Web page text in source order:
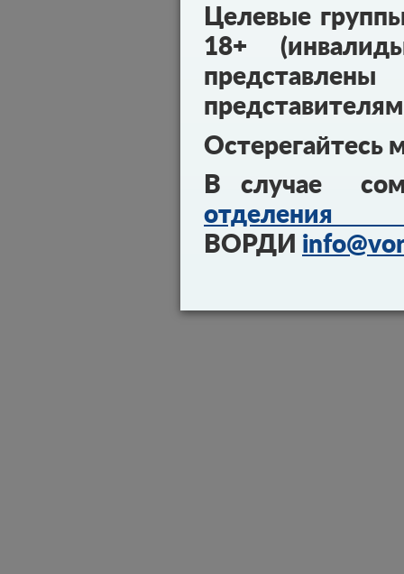
Целевые
18+
Остерегайтесь
В случае
отделения
ВОРДИ